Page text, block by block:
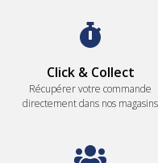
Click & Collect
Récupérer votre commande
directement dans nos magasins